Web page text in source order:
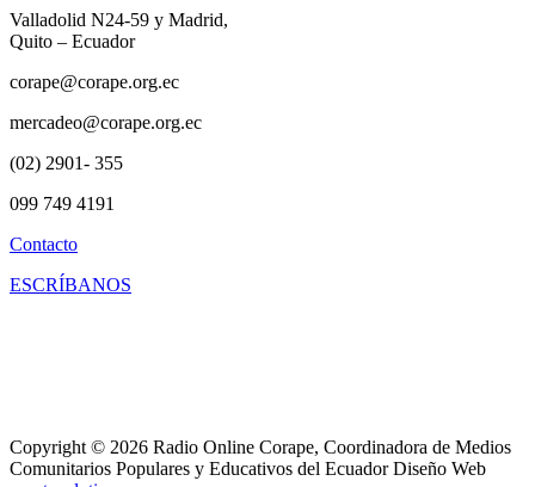
Valladolid N24-59 y Madrid,
Quito – Ecuador
corape@corape.org.ec
mercadeo@corape.org.ec
(02) 2901- 355
099 749 4191
Contacto
ESCRÍBANOS
Copyright © 2026 Radio Online Corape, Coordinadora de Medios
Comunitarios Populares y Educativos del Ecuador Diseño Web